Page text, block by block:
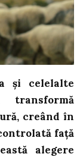
și celelalte
transformă
creând în
față
alegere